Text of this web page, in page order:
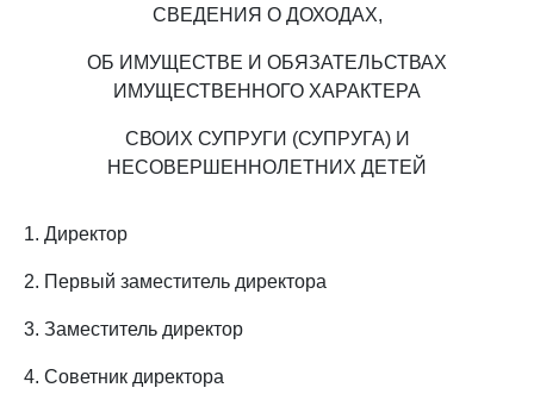
СВЕДЕНИЯ О ДОХОДАХ,
ОБ ИМУЩЕСТВЕ И ОБЯЗАТЕЛЬСТВАХ
ИМУЩЕСТВЕННОГО ХАРАКТЕРА
СВОИХ СУПРУГИ (СУПРУГА) И
НЕСОВЕРШЕННОЛЕТНИХ ДЕТЕЙ
1. Директор
2. Первый заместитель директора
3. Заместитель директор
4. Советник директора